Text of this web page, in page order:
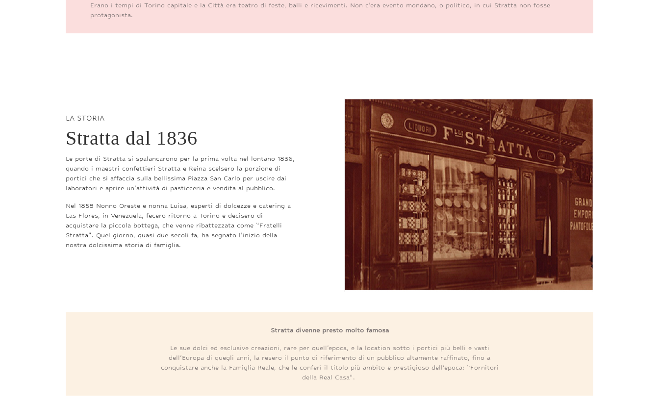
Erano i tempi di Torino capitale e la Città era teatro di feste, balli e ricevimenti. Non c’era evento mondano, o politico, in cui Stratta non fosse
protagonista.
LA STORIA
Stratta dal 1836
Le porte di Stratta si spalancarono per la prima volta nel lontano 1836,
quando i maestri confettieri Stratta e Reina scelsero la porzione di
portici che si affaccia sulla bellissima Piazza San Carlo per uscire dai
laboratori e aprire un’attività di pasticceria e vendita al pubblico.
Nel 1858 Nonno Oreste e nonna Luisa, esperti di dolcezze e catering a
Las Flores, in Venezuela, fecero ritorno a Torino e decisero di
acquistare la piccola bottega, che venne ribattezzata come “Fratelli
Stratta”. Quel giorno, quasi due secoli fa, ha segnato l’inizio della
nostra dolcissima storia di famiglia.
Stratta divenne presto molto famosa
Le sue dolci ed esclusive creazioni, rare per quell’epoca, e la location sotto i portici più belli e vasti
dell’Europa di quegli anni, la resero il punto di riferimento di un pubblico altamente raffinato, fino a
conquistare anche la Famiglia Reale, che le conferì il titolo più ambito e prestigioso dell’epoca: “Fornitori
della Real Casa”.